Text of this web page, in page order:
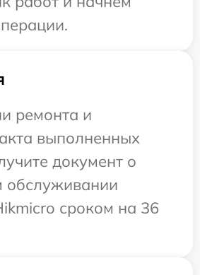
ремонта и
выполненных
документ о
обслуживании
сроком на 36